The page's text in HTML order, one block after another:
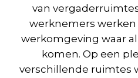
van
werknemers werken
werkomgeving waar
komen. Op een
verschillende ruimtes